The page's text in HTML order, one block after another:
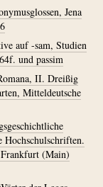
Jena
auf -sam, Studien
und passim
II. Dreißig
Mitteldeutsche
Hochschulschriften.
(Main)